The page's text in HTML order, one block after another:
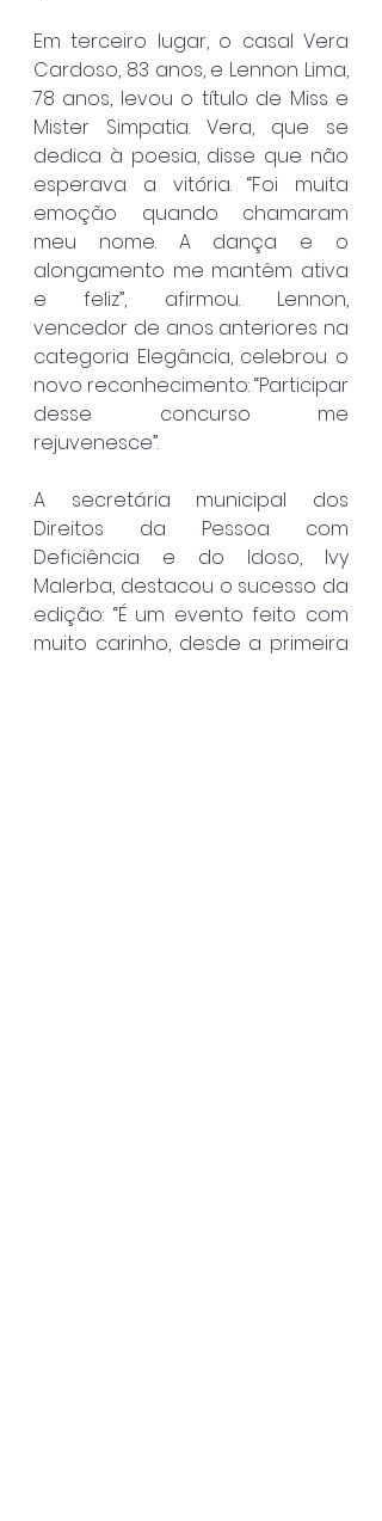
Em terceiro lugar, o casal Vera
Cardoso, 83 anos, e Lennon Lima,
78 anos, levou o título de Miss e
Mister Simpatia. Vera, que se
dedica à poesia, disse que não
esperava a vitória. “Foi muita
emoção quando chamaram
meu nome. A dança e o
alongamento me mantêm ativa
e feliz”, afirmou. Lennon,
vencedor de anos anteriores na
categoria Elegância, celebrou o
novo reconhecimento: “Participar
desse concurso me
rejuvenesce”.
A secretária municipal dos
Direitos da Pessoa com
Deficiência e do Idoso, Ivy
Malerba, destacou o sucesso da
edição: “É um evento feito com
muito carinho, desde a primeira